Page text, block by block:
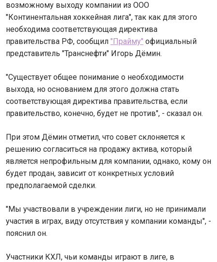
возможному выходу компании из ООО
"Континентальная хоккейная лига", так как для этого
необходима соответствующая директива
правительства РФ, сообщил "Прайму" официальный
представитель "Транснефти" Игорь Дёмин.
"Существует общее понимание о необходимости
выхода, но основанием для этого должна стать
соответствующая директива правительства, если
правительство, конечно, будет не против", - сказал он.
При этом Дёмин отметил, что совет склоняется к
решению согласиться на продажу актива, который
является непрофильным для компании, однако, кому он
будет продан, зависит от конкретных условий
предполагаемой сделки.
"Мы участвовали в учреждении лиги, но не принимали
участия в играх, виду отсутствия у компании команды", -
пояснил он.
Участники КХЛ, чьи команды играют в лиге, в